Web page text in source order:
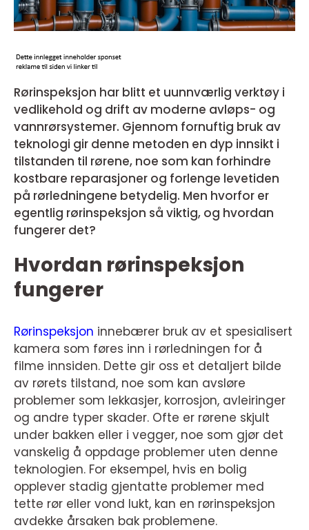
Rørinspeksjon har blitt et uunnværlig verktøy i
vedlikehold og drift av moderne avløps- og
vannrørsystemer. Gjennom fornuftig bruk av
teknologi gir denne metoden en dyp innsikt i
tilstanden til rørene, noe som kan forhindre
kostbare reparasjoner og forlenge levetiden
på rørledningene betydelig. Men hvorfor er
egentlig rørinspeksjon så viktig, og hvordan
fungerer det?
Hvordan rørinspeksjon
fungerer
Rørinspeksjon innebærer bruk av et spesialisert
kamera som føres inn i rørledningen for å
filme innsiden. Dette gir oss et detaljert bilde
av rørets tilstand, noe som kan avsløre
problemer som lekkasjer, korrosjon, avleiringer
og andre typer skader. Ofte er rørene skjult
under bakken eller i vegger, noe som gjør det
vanskelig å oppdage problemer uten denne
teknologien. For eksempel, hvis en bolig
opplever stadig gjentatte problemer med
tette rør eller vond lukt, kan en rørinspeksjon
avdekke årsaken bak problemene.